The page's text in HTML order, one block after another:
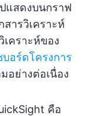
แสดงบนกราฟ
สารวิเคราะห์
คราะห์ของ
อร์ดโครงการ
อย่างต่อเนื่อง
คือ